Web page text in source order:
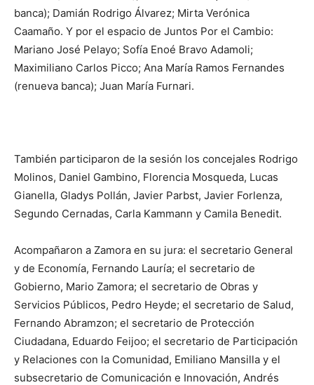
banca); Damián Rodrigo Álvarez; Mirta Verónica
Caamaño. Y por el espacio de Juntos Por el Cambio:
Mariano José Pelayo; Sofía Enoé Bravo Adamoli;
Maximiliano Carlos Picco; Ana María Ramos Fernandes
(renueva banca); Juan María Furnari.
También participaron de la sesión los concejales Rodrigo
Molinos, Daniel Gambino, Florencia Mosqueda, Lucas
Gianella, Gladys Pollán, Javier Parbst, Javier Forlenza,
Segundo Cernadas, Carla Kammann y Camila Benedit.
Acompañaron a Zamora en su jura: el secretario General
y de Economía, Fernando Lauría; el secretario de
Gobierno, Mario Zamora; el secretario de Obras y
Servicios Públicos, Pedro Heyde; el secretario de Salud,
Fernando Abramzon; el secretario de Protección
Ciudadana, Eduardo Feijoo; el secretario de Participación
y Relaciones con la Comunidad, Emiliano Mansilla y el
subsecretario de Comunicación e Innovación, Andrés